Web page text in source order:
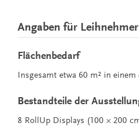
Angaben für Leihnehmer
Flächenbedarf
Insgesamt etwa 60 m² in einem
Bestandteile der
8 RollUp Displays (100 × 200